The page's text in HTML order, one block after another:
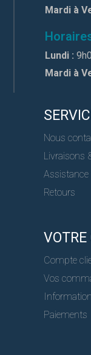
Mardi à
Lundi :
Mardi à
Nous
Livraisons
Retours
Compte
Vos
Paiements